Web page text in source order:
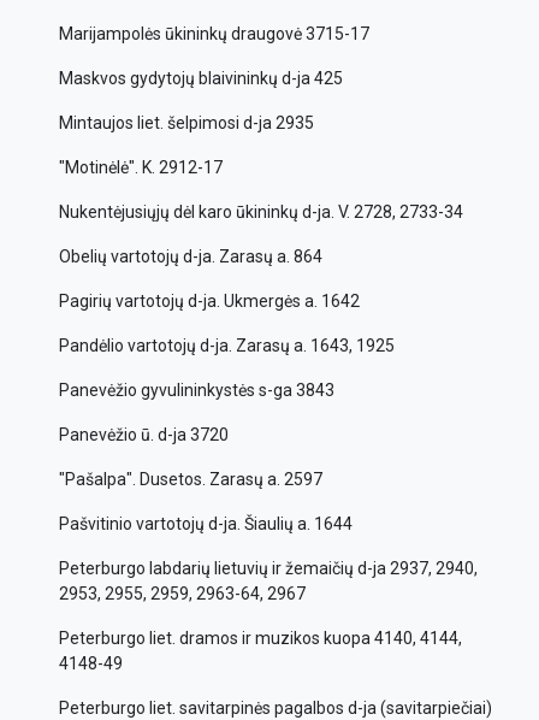
Marijampolės ūkininkų draugovė 3715-17
Maskvos gydytojų blaivininkų d-ja 425
Mintaujos liet. šelpimosi d-ja 2935
"Motinėlė". K. 2912-17
Nukentėjusiųjų dėl karo ūkininkų d-ja. V. 2728, 2733-34
Obelių vartotojų d-ja. Zarasų a. 864
Pagirių vartotojų d-ja. Ukmergės a. 1642
Pandėlio vartotojų d-ja. Zarasų a. 1643, 1925
Panevėžio gyvulininkystės s-ga 3843
Panevėžio ū. d-ja 3720
"Pašalpa". Dusetos. Zarasų a. 2597
Pašvitinio vartotojų d-ja. Šiaulių a. 1644
Peterburgo labdarių lietuvių ir žemaičių d-ja 2937, 2940,
2953, 2955, 2959, 2963-64, 2967
Peterburgo liet. dramos ir muzikos kuopa 4140, 4144,
4148-49
Peterburgo liet. savitarpinės pagalbos d-ja (savitarpiečiai)